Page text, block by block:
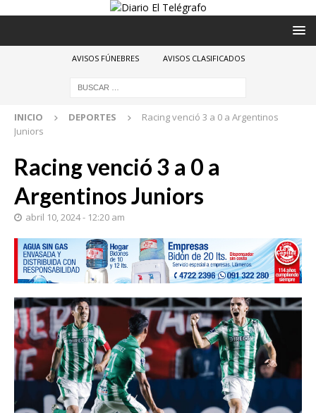
AVISOS FÚNEBRES AVISOS CLASIFICADOS
INICIO DEPORTES
Racing venció 3 a 0 a Argentinos
Juniors
Racing venció 3 a 0 a
Argentinos Juniors
abril 10, 2024 - 12:20 am